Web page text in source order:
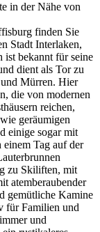
in der Nähe von
finden Sie
Stadt Interlaken,
ist bekannt für seine
dient als Tor zu
Mürren. Hier
die von modernen
reichen,
geräumigen
einige sogar mit
Tag auf der
zu Skiliften, mit
atemberaubender
gemütliche Kamine
für Familien und
und